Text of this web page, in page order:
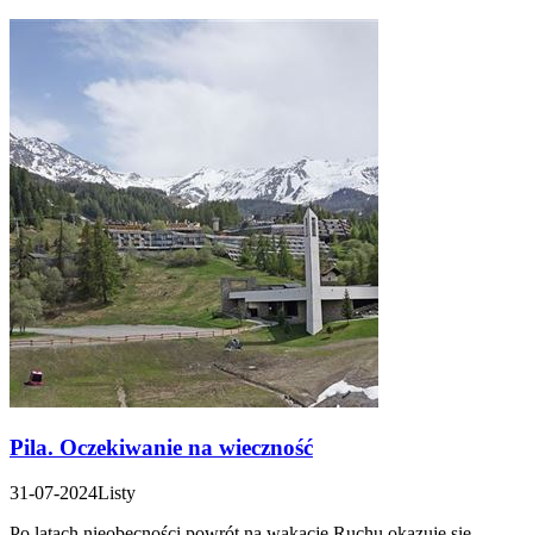
Pila. Oczekiwanie na wieczność
31-07-2024Listy